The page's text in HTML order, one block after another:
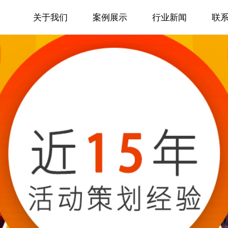
关于我们 案例展示 行业新闻 联